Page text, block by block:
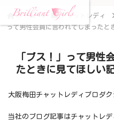
ホーム チャットレディ
って男性会員に言われてしまったと
「ブス！」って男性
たときに見てほしい
大阪梅田チャットレディプロ
当社のブログ記事はチャットレ